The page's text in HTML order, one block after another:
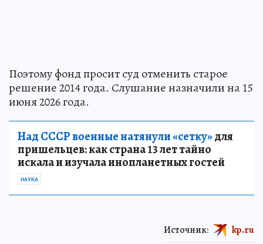
Поэтому фонд просит суд отменить старое
решение 2014 года. Слушание назначили на 15
июня 2026 года.
Над СССР военные натянули «сетку»для
пришельцев: как страна 13 лет тайно
искала и изучала инопланетных гостей
НАУКА
Источник: kp.ru